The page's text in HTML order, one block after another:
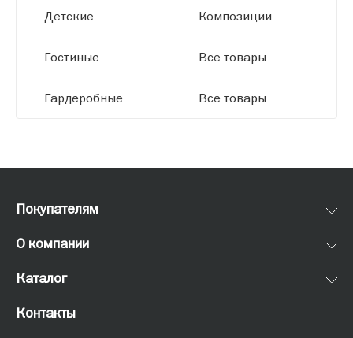
Детские
Гостиные
Гардеробные
Композиции
Все товары
Все товары
Покупателям
О компании
Каталог
Контакты